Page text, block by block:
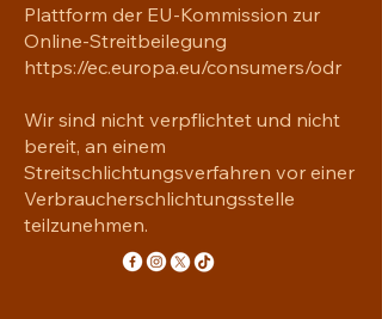
Plattform der EU-Kommission zur
Online-Streitbeilegung
https://ec.europa.eu/consumers/odr
Wir sind nicht verpflichtet und nicht
bereit, an einem
Streitschlichtungsverfahren vor einer
Verbraucherschlichtungsstelle
teilzunehmen.